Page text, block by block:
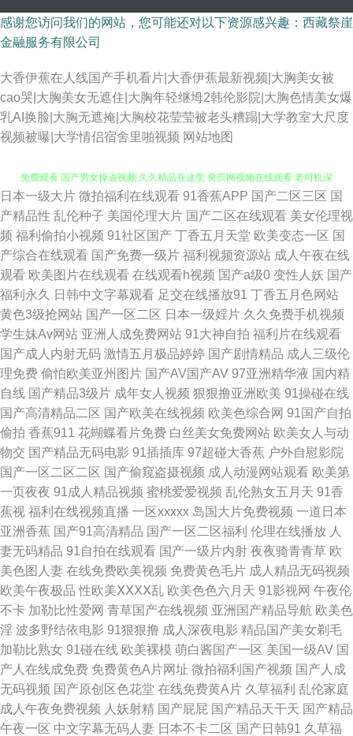
感谢您访问我们的网站，您可能还对以下资源感兴趣：西藏祭崖
金融服务有限公司
大香伊蕉在人线国产手机看片|大香伊蕉最新视频|大胸美女被
cao哭|大胸美女无遮住|大胸年轻继坶2韩伦影院|大胸色情美女爆
乳AI换脸|大胸无遮掩|大胸校花莹莹被老头糟蹋|大学教室大尺度
视频被曝|大学情侣宿舍里啪视频 网站地图
日韩无码欧美性爱 抖阴欧美 肏屄图片 国模91 国产九一精品综合 av网站在线
免费观看 国产男女操逼视频 久久精品在这里 肏屄网视频在线观看 老司机深
夜网址 超碰人人澡人摸 亚洲第一导航污 日韩一级中文网址 香蕉视频网站在
线观看 豆花视频首页入口 免费视频在线观看9191 精品国产vT 久久涩51 AV
色色中文女 欧美交性视频一区二区 青青依人在线 天美mv视频网站 免费电视
影院 欧美另类极度另类 国产成人麻豆免费观看 韩国三级有码 天天肏屄电影
院 成人性爱网址导航 国产妇女 久久免费视频精品鸭 亚洲黄网站色在线看 女
同欧美 亚州成人网站在线 日韩妈妈5 大香蕉福利院 黑丝美女视频网站免费
91抖音视频 茄子社区 91污秽网站 午夜欧美精品久久 超碰色人阁 极品性感
91白丝 欧美综合网址 91蜜桃特黄A片 亚洲伊人在线观看 www.东方av.com
国产精品欧美日韩人妻 日韩精品成人 欧美激惰视网一区 91涩情下载网站 香
蕉网页一区二区 后入黄色起草 久久草爱 屁屁影院入口网址导航 黄色老湿影
片 超碰导航在线观看 91处女在线操逼 久久这里只有免费精品 91入逼av导航
午夜小视频福利导航 国产极品 午夜性爱精美AV 久久国产精品精品 伦理视频
日本一级大片 微拍福利在线观看 91香蕉APP 国产二区三区 国
产精品性 乱伦种子 美国伦理大片 国产二区在线观看 美女伦理视
频 福利偷拍小视频 91社区国产 丁香五月天堂 欧美变态一区 国
产综合在线观看 国产免费一级片 福利视频资源站 成人午夜在线
观看 欧美图片在线观看 在线观看h视频 国产a级0 变性人妖 国产
福利永久
日韩中文字幕观看 足交在线播放91 丁香五月色网站
黄色3级抢网站 国产一区二区 日本一级婬片 久久免费手机视频
学生妹Av网站 亚洲人成免费网站 91大神自拍 福利片在线观看
国产成人内射无码 激情五月极品婷婷 国产剧情精品 成人三级伦
理免费 偷怕欧美亚州图片 国产AV国产AV 97亚洲精华液 国内精
自线 国产精品3级片 成年女人视频 狠狠撸亚洲欧美 91操碰在线
国产高清精品二区 国产欧美在线视频 欧美色综合网 91国产自拍
偷拍 香蕉911 花蝴蝶看片免费 白丝美女免费网站 欧美女人与动
物交 国产精品无码电影 91插插库 97超碰大香蕉 户外自慰影院
国产一区二区二区 国产偷窥盗摄视频 成人动漫网站观看 欧美第
一页夜夜 91成人精品视频 蜜桃爱爱视频 乱伦熟女五月天 91香
蕉视 福利在线视频直播 一区xxxxx 岛国大片免费视频 一道日本
亚洲香蕉 国产91高清精品 国产一区二区福利 伦理在线播放 人
妻无码精品 91自拍在线观看 国产一级片内射 夜夜骑青青草 欧
美色图人妻 在线免费欧美视频 免费黄色毛片 成人精品无码视频
欧美午夜极品 性欧美ⅩⅩⅩⅩ乱 欧美色色六月天 91影视网 午夜伦
不卡 加勒比性爱网 青草国产在线视频 亚洲国产精品导航 欧美色
淫 波多野结依电影 91狠狠撸 成人深夜电影 精品国产美女剃毛
加勒比熟女 91碰在线 欧美裸模 萌白酱国产一区 美国一级AV 国
产人在线成免费 免费黄色A片网址 微拍福利国产视频 国产人成
无码视频 国产原创区色花堂 在线免费黄A片 久草福利 乱伦家庭
成人午夜免费视频 人妖射精 国产屁屁 国产精品天干天 国产精品
午夜一区 中文字幕无码人妻 日本不卡二区 国产日韩91 久草福